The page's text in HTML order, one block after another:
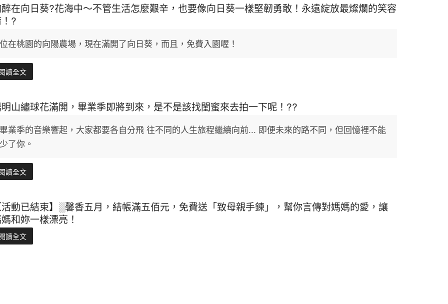
在向日葵?花海中～不管生活怎麼艱辛，也要像向日葵一樣堅韌勇敢！永遠綻放最燦爛的笑容
?
位在桃園的向陽農場，現在滿開了向日葵，而且，免費入園喔！
讀全文
山繡球花滿開，畢業季即將到來，是不是該找閨蜜來去拍一下呢！??
畢業季的音樂響起，大家都要各自分飛 往不同的人生旅程繼續向前... 即便未來的路不同，但回憶裡不能
少了你。
讀全文
動已結束】░馨香五月，結帳滿五佰元，免費送「致母親手鍊」，幫你言傳對媽媽的愛，讓
和妳一樣漂亮！
讀全文